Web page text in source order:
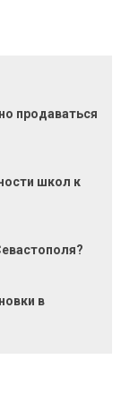
продаваться
школ к
в